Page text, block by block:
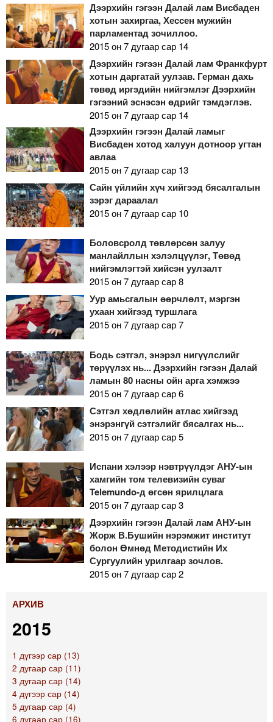
Дээрхийн гэгээн Далай лам Висбаден
хотын захиргаа, Хессен мужийн
парламентад зочиллоо.
2015 он 7 дугаар сар 14
Дээрхийн гэгээн Далай лам Франкфурт
хотын даргатай уулзав. Герман дахь
төвөд иргэдийн нийгэмлэг Дээрхийн
гэгээний эснэсэн өдрийг тэмдэглэв.
2015 он 7 дугаар сар 14
Дээрхийн гэгээн Далай ламыг
Висбаден хотод халуун дотноор угтан
авлаа
2015 он 7 дугаар сар 13
Сайн үйлийн хүч хийгээд бясалгалын
зэрэг дараалал
2015 он 7 дугаар сар 10
Боловсролд төвлөрсөн залуу
манлайллын хэлэлцүүлэг, Төвөд
нийгэмлэгтэй хийсэн уулзалт
2015 он 7 дугаар сар 8
Уур амьсгалын өөрчлөлт, мэргэн
ухаан хийгээд туршлага
2015 он 7 дугаар сар 7
Бодь сэтгэл, энэрэл нигүүлслийг
төрүүлэх нь... Дээрхийн гэгээн Далай
ламын 80 насны ойн арга хэмжээ
2015 он 7 дугаар сар 6
Сэтгэл хөдлөлийн атлас хийгээд
энэрэнгүй сэтгэлийг бясалгах нь...
2015 он 7 дугаар сар 5
Испани хэлээр нэвтрүүлдэг АНУ-ын
хамгийн том телевизийн суваг
Telemundo-д өгсөн ярилцлага
2015 он 7 дугаар сар 3
Дээрхийн гэгээн Далай лам АНУ-ын
Жорж В.Бушийн нэрэмжит институт
болон Өмнөд Методистийн Их
Сургуулийн урилгаар зочлов.
2015 он 7 дугаар сар 2
АРХИВ
2015
1 дүгээр сар (13)
2 дугаар сар (11)
3 дугаар сар (14)
4 дүгээр сар (14)
5 дугаар сар (4)
6 дугаар сар (16)